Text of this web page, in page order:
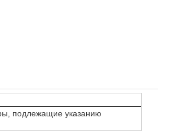
подлежащие указанию